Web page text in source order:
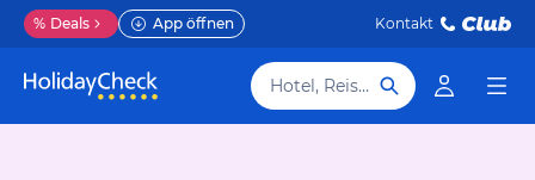
% Deals App öffnen Kontakt
Hotel, Reiseziel